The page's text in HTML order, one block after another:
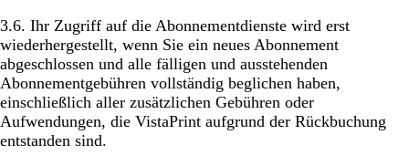
3.6. Ihr Zugriff auf die Abonnementdienste wird erst
wiederhergestellt, wenn Sie ein neues Abonnement
abgeschlossen und alle fälligen und ausstehenden
Abonnementgebühren vollständig beglichen haben,
einschließlich aller zusätzlichen Gebühren oder
Aufwendungen, die VistaPrint aufgrund der Rückbuchung
entstanden sind.